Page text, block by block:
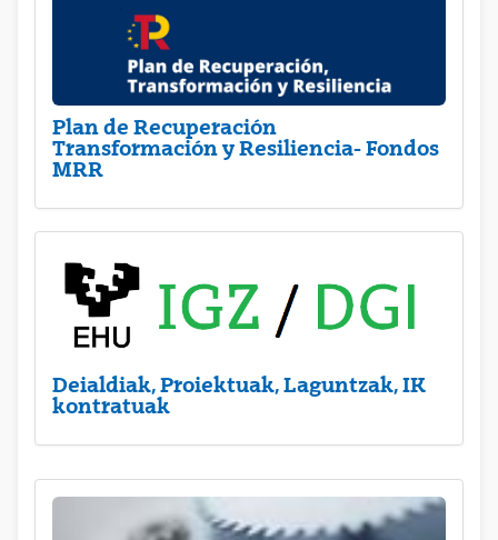
Plan de Recuperación
Transformación y Resiliencia- Fondos
MRR
Deialdiak, Proiektuak, Laguntzak, IK
kontratuak